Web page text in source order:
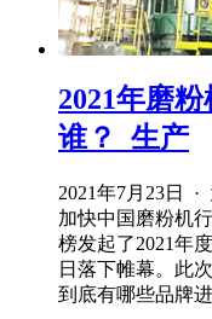
2021年磨
谁？_生产
2021年7月23日
加快中国磨粉机
榜发起了2021年
日落下帷幕。此
到底有哪些品牌